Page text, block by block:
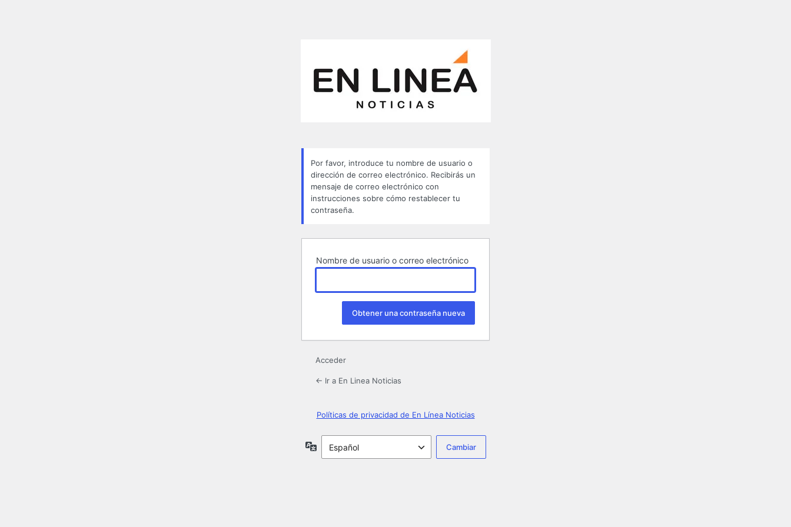
Por favor, introduce tu nombre de usuario o
dirección de correo electrónico. Recibirás un
mensaje de correo electrónico con
instrucciones sobre cómo restablecer tu
contraseña.
Nombre de usuario o correo electrónico
Acceder
← Ir a En Linea Noticias
Políticas de privacidad de En Línea Noticias
Idioma